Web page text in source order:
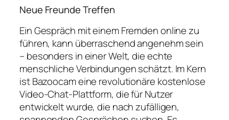
Neue Freunde Treffen
Ein Gespräch mit einem Fremden online zu
führen, kann überraschend angenehm sein
– besonders in einer Welt, die echte
menschliche Verbindungen schätzt. Im Kern
ist Bazoocam eine revolutionäre kostenlose
Video-Chat-Plattform, die für Nutzer
entwickelt wurde, die nach zufälligen,